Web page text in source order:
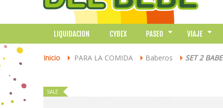
LIQUIDACION CYBEX PASEO VIAJE
Inicio > PARA LA COMIDA > Baberos > SET 2
SALE